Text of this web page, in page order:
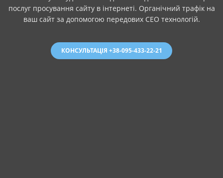
послуг просування сайту в інтернеті. Органічний трафік на
ваш сайт за допомогою передових СЕО технологій.
КОНСУЛЬТАЦІЯ +38-095-433-22-21